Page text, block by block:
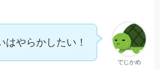
でじかめ
はやらかしたい！